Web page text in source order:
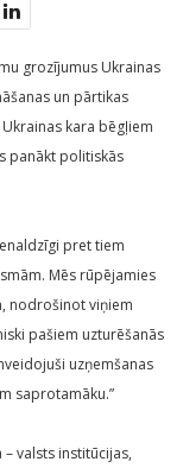
grozījumus Ukrainas
un pārtikas
kara bēgļiem
panākt politiskās
pret tiem
Mēs rūpējamies
nodrošinot viņiem
pašiem uzturēšanās
uzņemšanas
saprotamāku.”
valsts institūcijas,